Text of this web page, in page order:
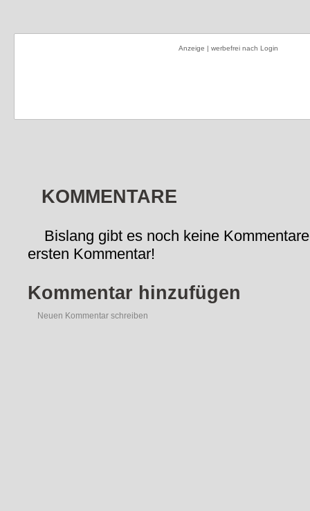
Anzeige | werbefrei nach Login
KOMMENTARE
Bislang gibt es noch keine
ersten Kommentar!
Kommentar hinzufügen
Neuen Kommentar schreiben